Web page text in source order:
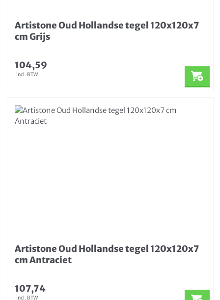
Artistone Oud Hollandse tegel 120x120x7
cm Grijs
104,59
incl. BTW
Artistone Oud Hollandse tegel 120x120x7
cm Antraciet
107,74
incl. BTW